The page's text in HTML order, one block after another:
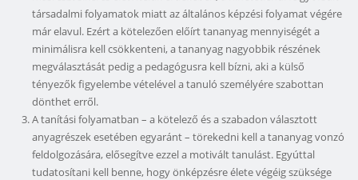
társadalmi folyamatok miatt az általános képzési folyamat végére
már elavul. Ezért a kötelezően előírt tananyag mennyiségét a
minimálisra kell csökkenteni, a tananyag nagyobbik részének
megválasztását pedig a pedagógusra kell bízni, aki a külső
tényezők figyelembe vételével a tanuló személyére szabottan
dönthet erről.
A tanítási folyamatban – a kötelező és a szabadon választott
anyagrészek esetében egyaránt – törekedni kell a tananyag vonzó
feldolgozására, elősegítve ezzel a motivált tanulást. Egyúttal
tudatosítani kell benne, hogy önképzésre élete végéig szüksége